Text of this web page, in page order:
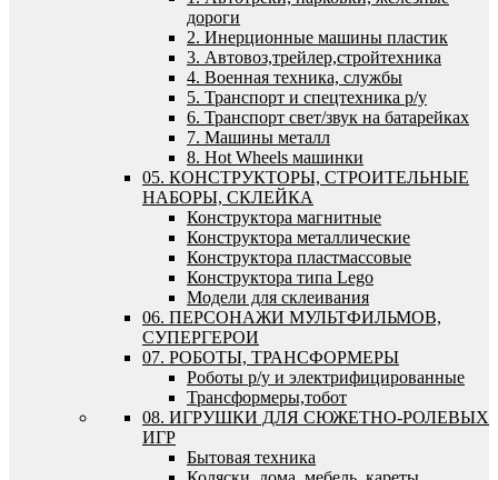
дороги
2. Инерционные машины пластик
3. Автовоз,трейлер,стройтехника
4. Военная техника, службы
5. Транспорт и спецтехника р/у
6. Транспорт свет/звук на батарейках
7. Машины металл
8. Hot Wheels машинки
05. КОНСТРУКТОРЫ, СТРОИТЕЛЬНЫЕ
НАБОРЫ, СКЛЕЙКА
Конструктора магнитные
Конструктора металлические
Конструктора пластмассовые
Конструктора типа Lego
Модели для склеивания
06. ПЕРСОНАЖИ МУЛЬТФИЛЬМОВ,
СУПЕРГЕРОИ
07. РОБОТЫ, ТРАНСФОРМЕРЫ
Роботы р/у и электрифицированные
Трансформеры,тобот
08. ИГРУШКИ ДЛЯ СЮЖЕТНО-РОЛЕВЫХ
ИГР
Бытовая техника